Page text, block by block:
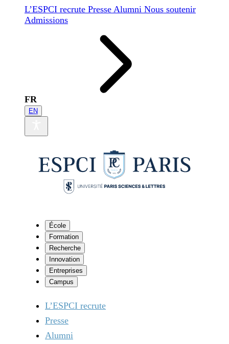
L’ESPCI recrute Presse Alumni Nous soutenir
Admissions
FR
EN
École
Formation
Recherche
Innovation
Entreprises
Campus
L’ESPCI recrute
Presse
Alumni